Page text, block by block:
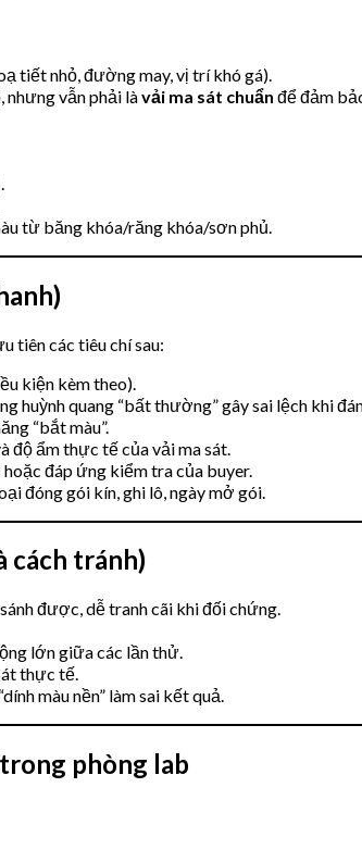
tiết nhỏ, đường may, vị trí khó gá).
vẫn phải làvải ma sát chuẩn để đảm
từ băng khóa/răng khóa/sơn phủ.
tiên các tiêu chí sau:
kiện kèm theo).
huỳnh quang “bất thường” gây sai lệch khi
“bắt màu”.
ẩm thực tế của vải ma sát.
đáp ứng kiểm tra của buyer.
đóng gói kín, ghi lô, ngày mở gói.
cách tránh)
được, dễ tranh cãi khi đối chứng.
lớn giữa các lần thử.
thực tế.
màu nền” làm sai kết quả.
phòng lab